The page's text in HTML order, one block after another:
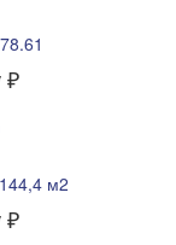
₽
м2
₽